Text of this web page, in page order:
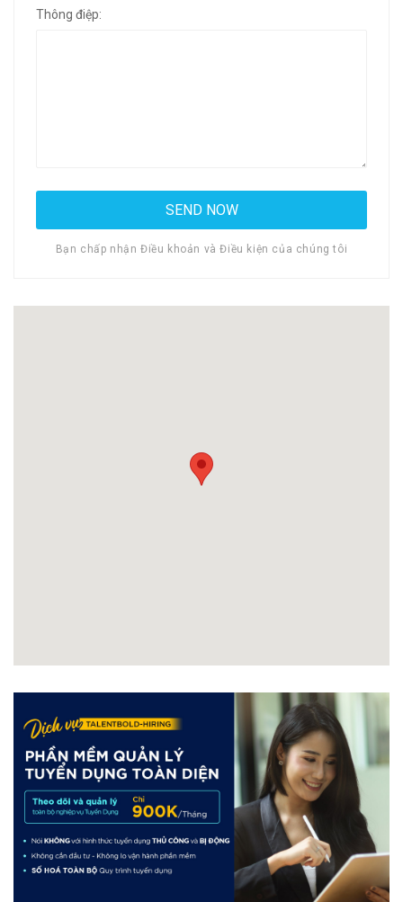
Thông điệp:
Bạn chấp nhận Điều khoản và Điều kiện của chúng tôi